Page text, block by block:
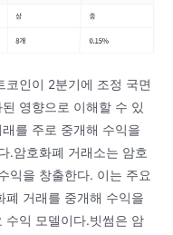
코인이 2분기에 조정 국면
영향으로 이해할 수 있
를 주로 중개해 수익을
.암호화폐 거래소는 암호
익을 창출한다. 이는 주요
폐 거래를 중개해 수익을
수익 모델이다.빗썸은 암